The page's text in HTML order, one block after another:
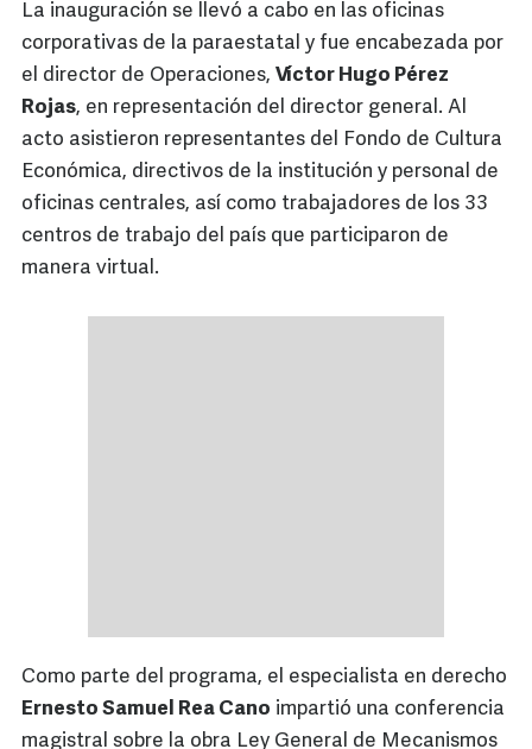
La inauguración se llevó a cabo en las oficinas
corporativas de la paraestatal y fue encabezada por
el director de Operaciones, Víctor Hugo Pérez
Rojas, en representación del director general. Al
acto asistieron representantes del Fondo de Cultura
Económica, directivos de la institución y personal de
oficinas centrales, así como trabajadores de los 33
centros de trabajo del país que participaron de
manera virtual.
Como parte del programa, el especialista en derecho
Ernesto Samuel Rea Cano impartió una conferencia
magistral sobre la obra Ley General de Mecanismos